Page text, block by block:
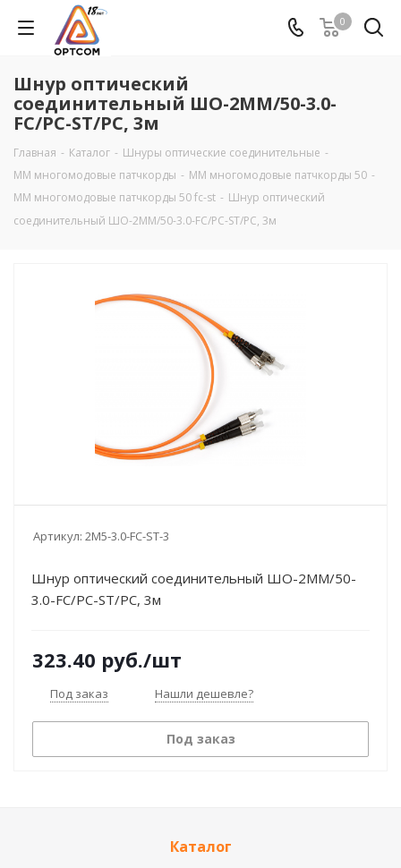
0
Шнур оптический
соединительный ШО-2MM/50-3.0-
FC/PC-ST/PC, 3м
Главная - Каталог - Шнуры оптические соединительные -
MM многомодовые патчкорды - ММ многомодовые патчкорды 50 -
ММ многомодовые патчкорды 50 fc-st - Шнур оптический
соединительный ШО-2MM/50-3.0-FC/PC-ST/PC, 3м
Артикул: 2M5-3.0-FC-ST-3
Шнур оптический соединительный ШО-2MM/50-
3.0-FC/PC-ST/PC, 3м
323.40 руб./шт
Под заказ Нашли дешевле?
Под заказ
Каталог